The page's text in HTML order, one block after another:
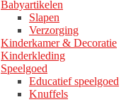
Babyartikelen
Slapen
Verzorging
Kinderkamer & Decoratie
Kinderkleding
Speelgoed
Educatief speelgoed
Knuffels